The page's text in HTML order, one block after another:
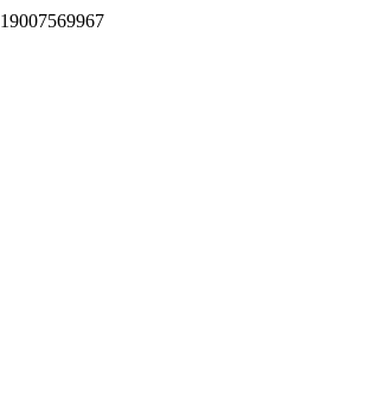
19007569967